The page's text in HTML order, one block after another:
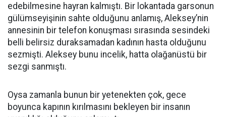
edebilmesine hayran kalmıştı. Bir lokantada garsonun
gülümseyişinin sahte olduğunu anlamış, Aleksey’nin
annesinin bir telefon konuşması sırasında sesindeki
belli belirsiz duraksamadan kadının hasta olduğunu
sezmişti. Aleksey bunu incelik, hatta olağanüstü bir
sezgi sanmıştı.
Oysa zamanla bunun bir yetenekten çok, gece
boyunca kapının kırılmasını bekleyen bir insanın